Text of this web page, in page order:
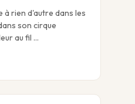
à rien d'autre dans les
son cirque
au fil …